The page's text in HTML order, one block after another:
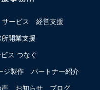
サービス 経営支援
開業支援
ス つなぐ
ジ製作 パートナー紹介
声 お知らせ ブログ